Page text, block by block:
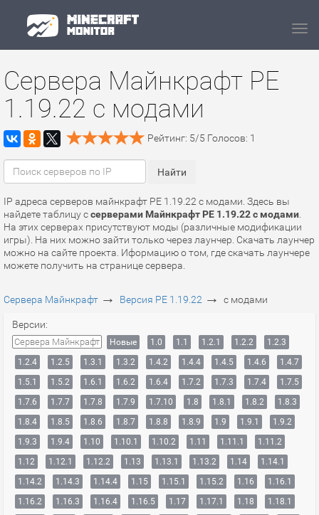
Сервера Майнкрафт PE
1.19.22 с модами
Рейтинг: 5/5 Голосов: 1
IP адреса серверов майнкрафт PE 1.19.22 с модами. Здесь вы
найдете таблицу ссерверами Майнкрафт PE 1.19.22 с модами
На этих серверах присутствуют моды (различные модификации
игры). На них можно зайти только через лаунчер. Скачать лаунчер
можно на сайте проекта. Иформацию о том, где скачать лаунчере
можете получить на странице сервера.
Сервера Майнкрафт → Версия PE 1.19.22 → с модами
Версии:
Сервера Майнкрафт Новые 1.0 1.1 1.2.1 1.2.2
1.2.3
1.2.4
1.2.5 1.3.1 1.3.2 1.4.2 1.4.4 1.4.5 1.4.6
1.4.7
1.5.1
1.5.2 1.6.1 1.6.2 1.6.4 1.7.2 1.7.3 1.7.4
1.7.5
1.7.6
1.7.7 1.7.8 1.7.9 1.7.10 1.8 1.8.1 1.8.2
1.8.3
1.8.4
1.8.5 1.8.6 1.8.7 1.8.8 1.8.9 1.9 1.9.1
1.9.2
1.9.3
1.9.4 1.10 1.10.1 1.10.2 1.11 1.11.1
1.11.2
1.12
1.12.1 1.12.2 1.13 1.13.1 1.13.2 1.14
1.14.1
1.14.2
1.14.3 1.14.4 1.15 1.15.1 1.15.2 1.16
1.16.1
1.16.2
1.16.3 1.16.4 1.16.5 1.17 1.17.1 1.18
1.18.1